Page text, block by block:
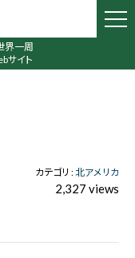
界一周
サイト
カテゴリ :北アメリカ
2,327 views